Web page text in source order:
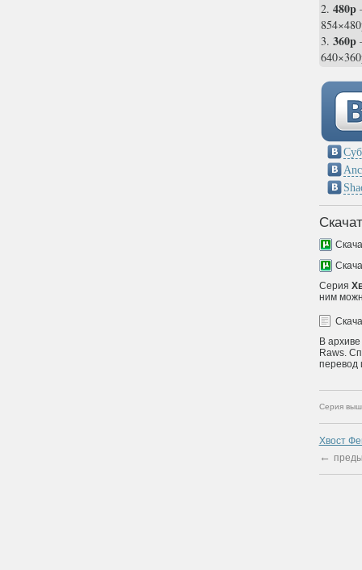
2. 480p
3. 360p
Серия
ним
В
Raws.
перевод
Серия
Хвост
←